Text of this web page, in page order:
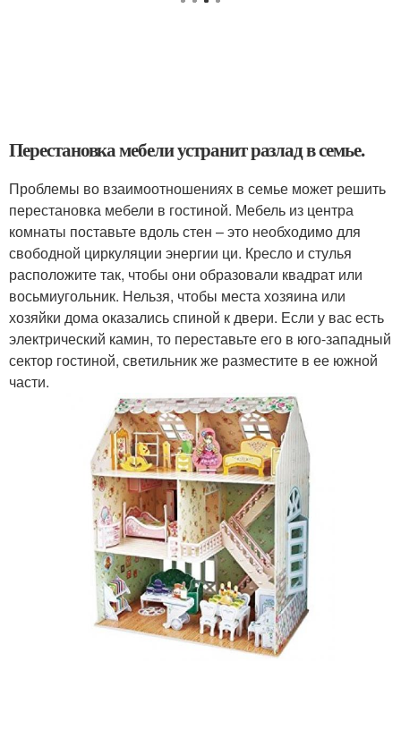
Перестановка мебели устранит разлад в семье.
Проблемы во взаимоотношениях в семье может решить
перестановка мебели в гостиной. Мебель из центра
комнаты поставьте вдоль стен – это необходимо для
свободной циркуляции энергии ци. Кресло и стулья
расположите так, чтобы они образовали квадрат или
восьмиугольник. Нельзя, чтобы места хозяина или
хозяйки дома оказались спиной к двери. Если у вас есть
электрический камин, то переставьте его в юго-западный
сектор гостиной, светильник же разместите в ее южной
части.